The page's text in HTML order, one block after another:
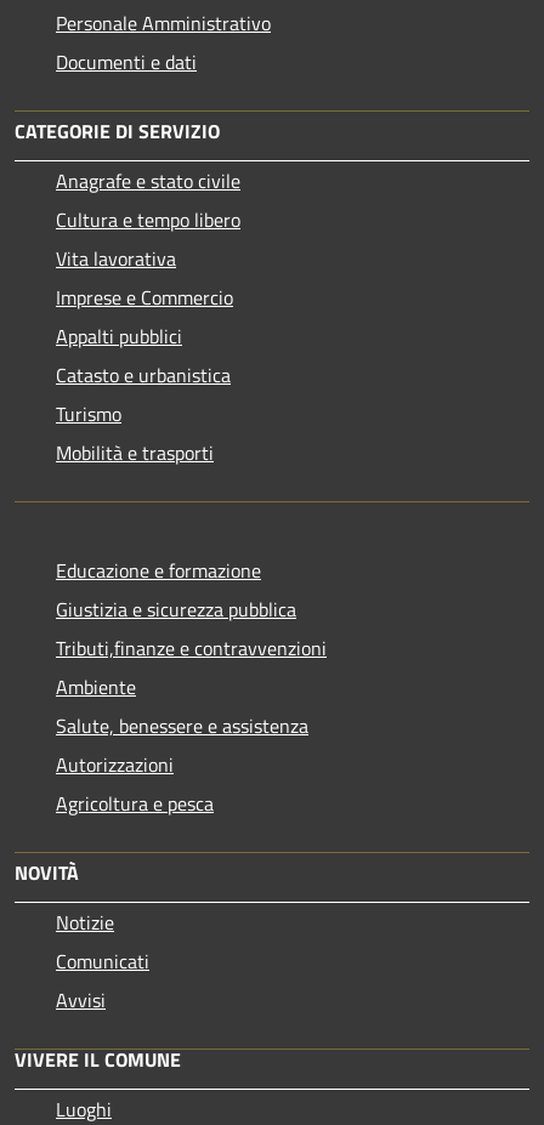
Personale Amministrativo
Documenti e dati
CATEGORIE DI SERVIZIO
Anagrafe e stato civile
Cultura e tempo libero
Vita lavorativa
Imprese e Commercio
Appalti pubblici
Catasto e urbanistica
Turismo
Mobilità e trasporti
Educazione e formazione
Giustizia e sicurezza pubblica
Tributi,finanze e contravvenzioni
Ambiente
Salute, benessere e assistenza
Autorizzazioni
Agricoltura e pesca
NOVITÀ
Notizie
Comunicati
Avvisi
VIVERE IL COMUNE
Luoghi